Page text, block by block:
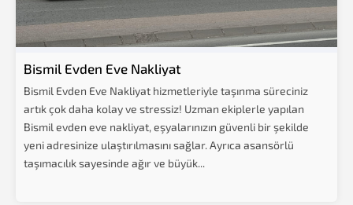
Bismil Evden Eve Nakliyat
Bismil Evden Eve Nakliyat hizmetleriyle taşınma süreciniz
artık çok daha kolay ve stressiz! Uzman ekiplerle yapılan
Bismil evden eve nakliyat, eşyalarınızın güvenli bir şekilde
yeni adresinize ulaştırılmasını sağlar. Ayrıca asansörlü
taşımacılık sayesinde ağır ve büyük...